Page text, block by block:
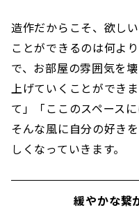
造作だからこそ、欲し
ことができるのは何よ
で、お部屋の雰囲気を
上げていくことができ
て」「ここのスペース
そんな風に自分の好き
しくなっていきます。
緩やかな繋